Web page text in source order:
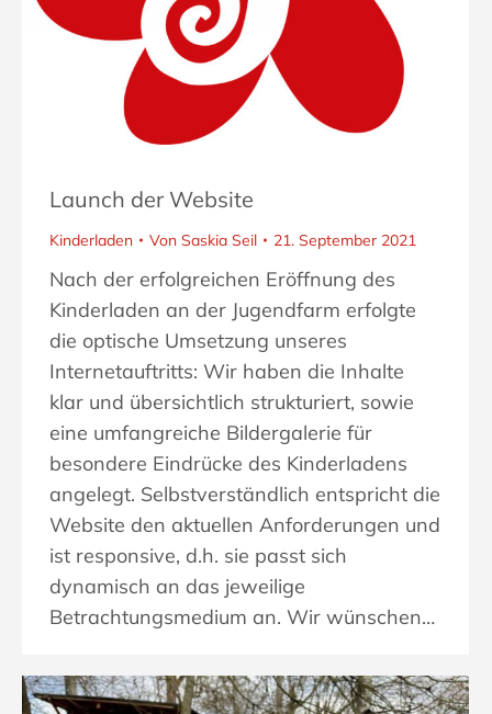
Launch der Website
Kinderladen Von Saskia Seil 21. September 2021
Nach der erfolgreichen Eröffnung des
Kinderladen an der Jugendfarm erfolgte
die optische Umsetzung unseres
Internetauftritts: Wir haben die Inhalte
klar und übersichtlich strukturiert, sowie
eine umfangreiche Bildergalerie für
besondere Eindrücke des Kinderladens
angelegt. Selbstverständlich entspricht die
Website den aktuellen Anforderungen und
ist responsive, d.h. sie passt sich
dynamisch an das jeweilige
Betrachtungsmedium an. Wir wünschen…